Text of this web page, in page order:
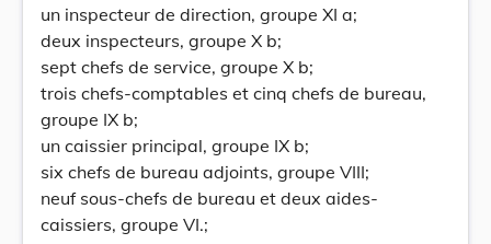
un inspecteur de direction, groupe XI a;
deux inspecteurs, groupe X b;
sept chefs de service, groupe X b;
trois chefs-comptables et cinq chefs de bureau,
groupe IX b;
un caissier principal, groupe IX b;
six chefs de bureau adjoints, groupe VIII;
neuf sous-chefs de bureau et deux aides-
caissiers, groupe VI.;